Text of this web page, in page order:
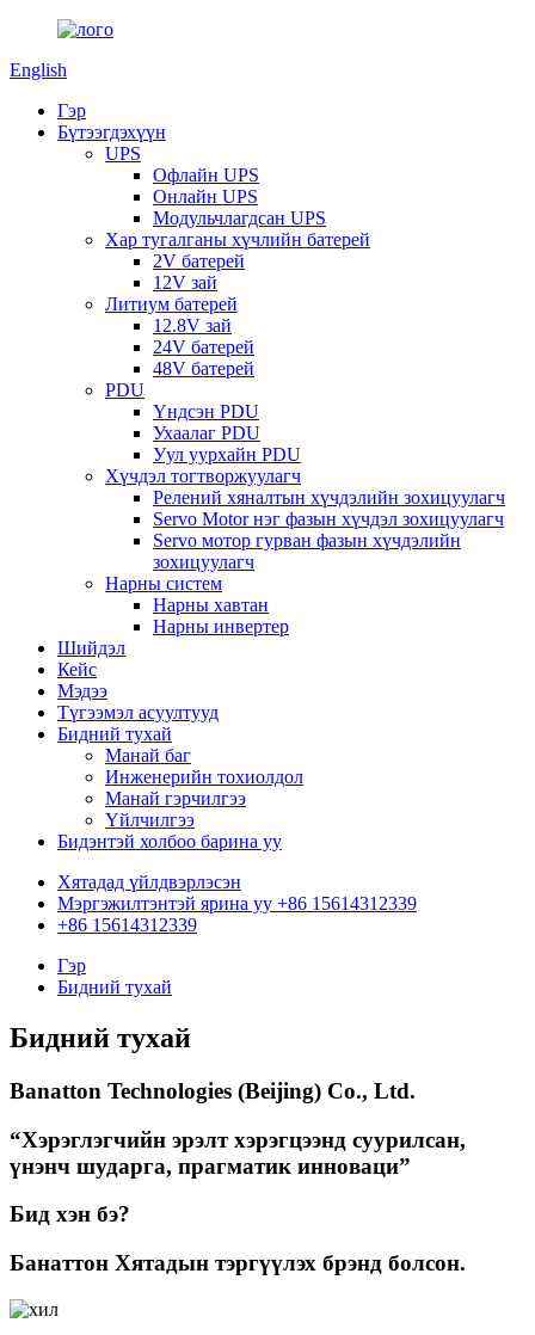
English
Гэр
Бүтээгдэхүүн
UPS
Офлайн UPS
Онлайн UPS
Модульчлагдсан UPS
Хар тугалганы хүчлийн батерей
2V батерей
12V зай
Литиум батерей
12.8V зай
24V батерей
48V батерей
PDU
Үндсэн PDU
Ухаалаг PDU
Уул уурхайн PDU
Хүчдэл тогтворжуулагч
Релений хяналтын хүчдэлийн зохицуулагч
Servo Motor нэг фазын хүчдэл зохицуулагч
Servo мотор гурван фазын хүчдэлийн
зохицуулагч
Нарны систем
Нарны хавтан
Нарны инвертер
Шийдэл
Кейс
Мэдээ
Түгээмэл асуултууд
Бидний тухай
Манай баг
Инженерийн тохиолдол
Манай гэрчилгээ
Үйлчилгээ
Бидэнтэй холбоо барина уу
Хятадад үйлдвэрлэсэн
Мэргэжилтэнтэй ярина уу +86 15614312339
+86 15614312339
Гэр
Бидний тухай
Бидний тухай
Banatton Technologies (Beijing) Co., Ltd.
“Хэрэглэгчийн эрэлт хэрэгцээнд суурилсан,
үнэнч шударга, прагматик инноваци”
Бид хэн бэ?
Банаттон Хятадын тэргүүлэх брэнд болсон.